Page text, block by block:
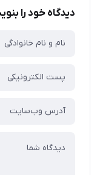
دیدگاه خود را